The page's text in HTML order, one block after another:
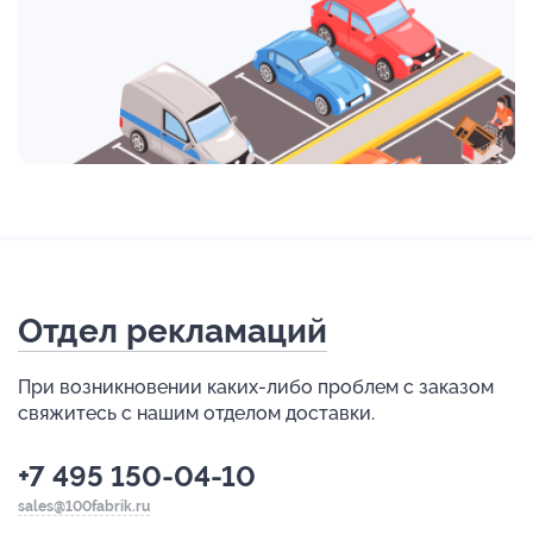
Отдел рекламаций
При возникновении каких-либо проблем с заказом
свяжитесь с нашим отделом доставки.
+7 495 150-04-10
sales@100fabrik.ru